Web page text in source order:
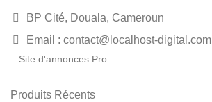
BP Cité, Douala, Cameroun
Email : contact@localhost-digital.com
Site d'annonces Pro
Produits Récents